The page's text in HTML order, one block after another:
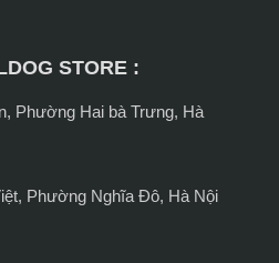
STORE :
Phường Hai bà Trưng, Hà
Phường Nghĩa Đô, Hà Nội